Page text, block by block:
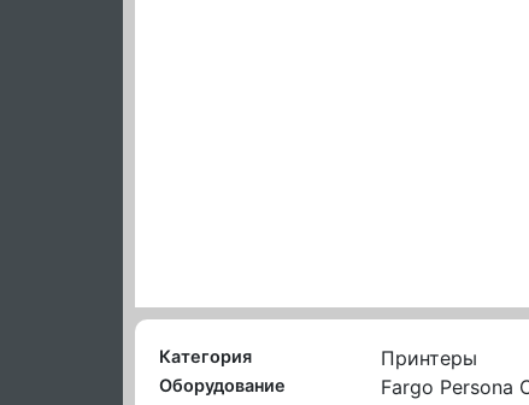
Категория Принтеры
Оборудование Fargo Persona